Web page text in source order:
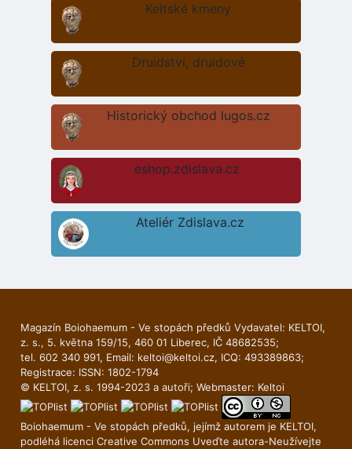
Keltské kmeny
Druidství, druidové
Historický obchod lugos.cz
eshop.zdislava.cz
Ateliér Zdislava.cz
Magazín Boiohaemum - Ve stopách předků Vydavatel: KELTOI,
z. s., 5. května 159/15, 460 01 Liberec, IČ 48682535;
tel. 602 340 991, Email: keltoi@keltoi.cz, ICQ: 493389863;
Registrace: ISSN: 1802-1794
© KELTOI, z. s. 1994-2023 a autoři; Webmaster: Keltoi
Boiohaemum - Ve stopách předků, jejímž autorem je KELTOI,
podléhá licenci Creative Commons Uveďte autora-Neuží­vejte